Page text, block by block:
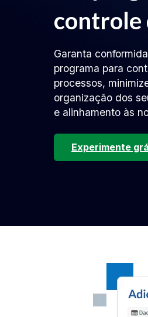
controle
Garanta
programa para
processos,
organização dos
e alinhamento às
Experimente